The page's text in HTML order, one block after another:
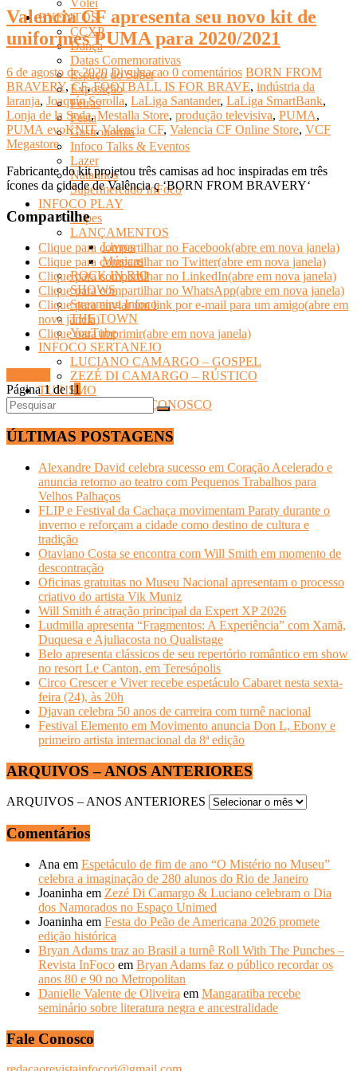
Vôlei
EVENTOS
CCXP
Dança
Datas Comemorativas
Espaço do Saber
Exposição
Feiras
Festa
Gastronomia
Infoco Talks & Eventos
Lazer
Natalinos
Supermercado InFoco
INFOCO PLAY
Clipes
LANÇAMENTOS
Livros
Músicas
ROCK IN RIO
SHOWS
Streaming Infoco
THE TOWN
YouTube
INFOCO SERTANEJO
LUCIANO CAMARGO – GOSPEL
ZEZÉ DI CAMARGO – RÚSTICO
TURISMO
Quem Somos- FALE CONOSCO
Valencia CF apresenta seu novo kit de
uniformes PUMA para 2020/2021
6 de agosto de 2020 Divulgacao 0 comentários BORN FROM
BRAVERY,CF,FOOTBALL IS FOR BRAVE, indústria da
laranja, Joaquín Sorolla, LaLiga Santander, LaLiga SmartBank,
Lonja de la Seda,Mestalla Store, produção televisiva, PUMA,
PUMA evoKNIT,Valencia CF, Valencia CF Online Store, VCF
Megastore
Fabricante do kit projetou três camisas ad hoc inspiradas em três
ícones da cidade de Valência ç ‘BORN FROM BRAVERY‘
Compartilhe
Clique para compartilhar no Facebook(abre em nova janela)
Clique para compartilhar no Twitter(abre em nova janela)
Clique para compartilhar no LinkedIn(abre em nova janela)
Clique para compartilhar no WhatsApp(abre em nova janela)
Clique para enviar um link por e-mail para um amigo(abre em
nova janela)
Clique para imprimir(abre em nova janela)
Página 1 de 11
ÚLTIMAS POSTAGENS
Alexandre David celebra sucesso em Coração Acelerado e
anuncia retorno ao teatro com Pequenos Trabalhos para
Velhos Palhaços
FLIP e Festival da Cachaça movimentam Paraty durante o
inverno e reforçam a cidade como destino de cultura e
tradição
Otaviano Costa se encontra com Will Smith em momento de
descontração
Oficinas gratuitas no Museu Nacional apresentam o processo
criativo do artista Vik Muniz
Will Smith é atração principal da Expert XP 2026
Ludmilla apresenta “Fragmentos: A Experiência” com Xamã,
Duquesa e Ajuliacosta no Qualistage
Belo apresenta clássicos de seu repertório romântico em show
no resort Le Canton, em Teresópolis
Circo Crescer e Viver recebe espetáculo Cabaret nesta sexta-
feira (24), às 20h
Djavan celebra 50 anos de carreira com turnê nacional
Festival Elemento em Movimento anuncia Don L, Ebony e
primeiro artista internacional da 8ª edição
ARQUIVOS – ANOS ANTERIORES
ARQUIVOS – ANOS ANTERIORES
Comentários
Ana em Espetáculo de fim de ano “O Mistério no Museu”
celebra a imaginação de 280 alunos do Rio de Janeiro
Joaninha em Zezé Di Camargo & Luciano celebram o Dia
dos Namorados no Espaço Unimed
Joaninha em Festa do Peão de Americana 2026 promete
edição histórica
Bryan Adams traz ao Brasil a turnê Roll With The Punches –
Revista InFoco em Bryan Adams faz o público recordar os
anos 80 e 90 no Metropolitan
Danielle Valente de Oliveira em Mangaratiba recebe
seminário sobre literatura negra e ancestralidade
Fale Conosco